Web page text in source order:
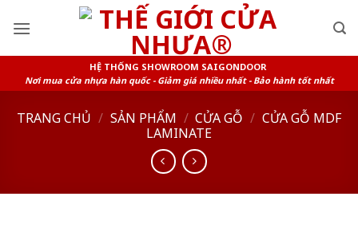
HỆ THỐNG SHOWROOM SAIGONDOOR
Nơi mua cửa nhựa hàn quốc - Giảm giá nhiều nhất - Bảo hành tốt nhất
TRANG CHỦ / SẢN PHẨM / CỬA GỖ / CỬA GỖ MDF
LAMINATE